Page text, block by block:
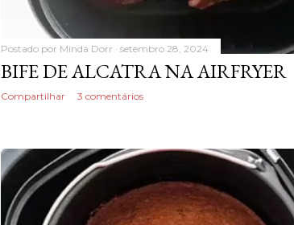
Postado por Minda Dorr setembro 28, 2024
BIFE DE ALCATRA NA AIRFRYER
Compartilhar 3 comentários